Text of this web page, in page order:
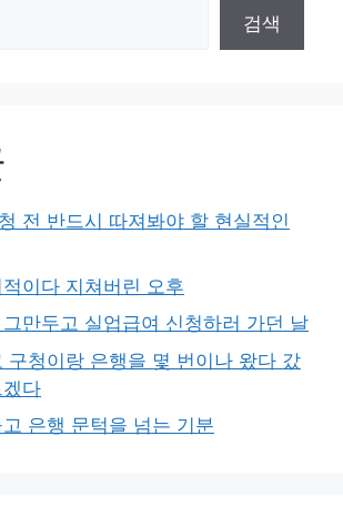
검색
전 반드시 따져봐야 할 현실적인
이다 지쳐버린 오후
만두고 실업급여 신청하러 가던 날
구청이랑 은행을 몇 번이나 왔다 갔
다
은행 문턱을 넘는 기분